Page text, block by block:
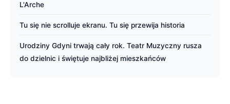
L'Arche
Tu się nie scrolluje ekranu. Tu się przewija historia
Urodziny Gdyni trwają cały rok. Teatr Muzyczny rusza
do dzielnic i świętuje najbliżej mieszkańców